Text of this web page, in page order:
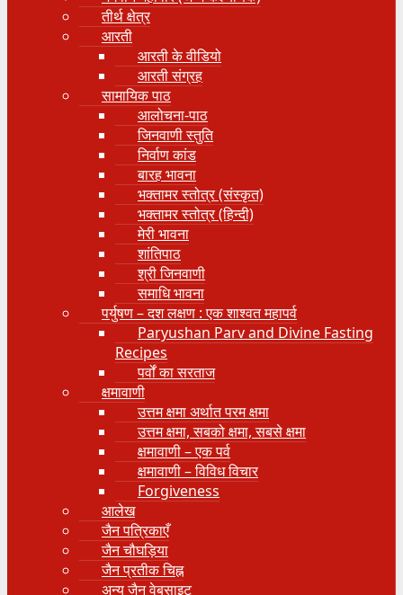
तीर्थ क्षेत्र
आरती
आरती के वीडियो
आरती संग्रह
सामायिक पाठ
आलोचना-पाठ
जिनवाणी स्तुति
निर्वाण कांड
बारह भावना
भक्तामर स्तोत्र (संस्कृत)
भक्तामर स्तोत्र (हिन्दी)
मेरी भावना
शांतिपाठ
श्री जिनवाणी
समाधि भावना
पर्युषण – दश लक्षण : एक शाश्वत महापर्व
Paryushan Parv and Divine Fasting
Recipes
पर्वों का सरताज
क्षमावाणी
उत्तम क्षमा अर्थात परम क्षमा
उत्तम क्षमा, सबको क्षमा, सबसे क्षमा
क्षमावाणी – एक पर्व
क्षमावाणी – विविध विचार
Forgiveness
आलेख
जैन पत्रिकाएँ
जैन चौघड़िया
जैन प्रतीक चिह्न
अन्य जैन वेबसाइट